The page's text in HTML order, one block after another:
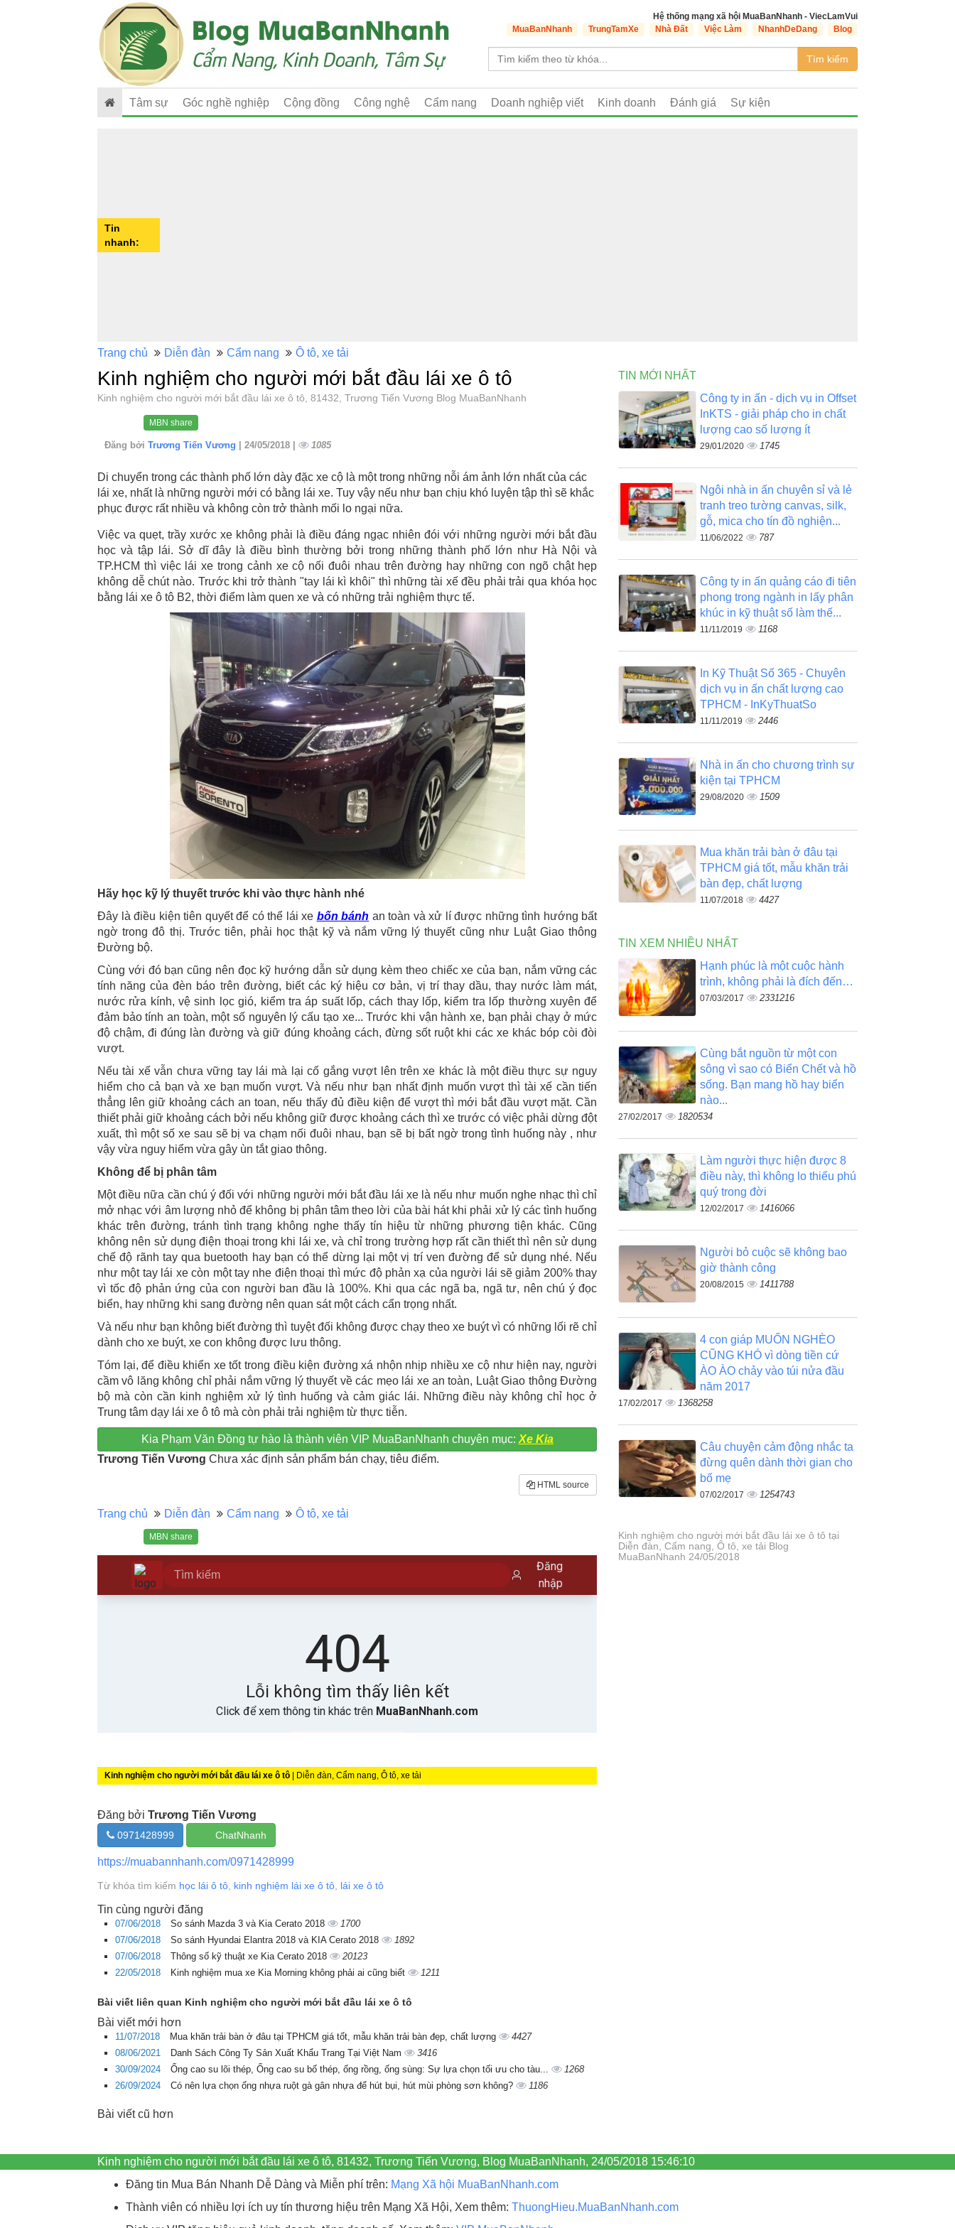
Hệ thống mạng xã hội MuaBanNhanh - ViecLamVui
MuaBanNhanh
TrungTamXe Nhà Đất Việc Làm NhanhDeDang Blog
Tìm kiếm
Tâm sự Góc nghề nghiệp Cộng đồng Công nghệ Cẩm nang Doanh nghiệp viết Kinh doanh Đánh giá Sự kiện
Tin
nhanh:
Trang chủ Diễn đàn Cẩm nang Ô tô, xe tải
Kinh nghiệm cho người mới bắt đầu lái xe ô tô
Kinh nghiệm cho người mới bắt đầu lái xe ô tô, 81432, Trương Tiến Vương Blog MuaBanNhanh
MBN share
Đăng bởi Trương Tiến Vương | 24/05/2018 | 1085
Di chuyển trong các thành phố lớn dày đặc xe cộ là một trong những nỗi ám ảnh lớn nhất của các
lái xe, nhất là những người mới có bằng lái xe. Tuy vậy nếu như bạn chịu khó luyện tập thì sẽ khắc
phục được rất nhiều và không còn trở thành mối lo ngại nữa.
Việc va quẹt, trầy xước xe không phải là điều đáng ngạc nhiên đói với những người mới bắt đầu
học và tập lái. Sở dĩ đây là điều bình thường bởi trong những thành phố lớn như Hà Nội và
TP.HCM thì việc lái xe trong cảnh xe cộ nối đuôi nhau trên đường hay những con ngõ chật hẹp
không dễ chút nào. Trước khi trở thành "tay lái kì khôi" thì những tài xế đều phải trải qua khóa học
bằng lái xe ô tô B2, thời điểm làm quen xe và có những trải nghiệm thực tế.
Hãy học kỹ lý thuyết trước khi vào thực hành nhé
Đây là điều kiện tiên quyết để có thể lái xe bốn bánh an toàn và xử lí được những tình hướng bất
ngờ trong đô thị. Trước tiên, phải học thật kỹ và nắm vững lý thuyết cũng như Luật Giao thông
Đường bộ.
Cùng với đó bạn cũng nên đọc kỹ hướng dẫn sử dụng kèm theo chiếc xe của bạn, nắm vững các
tính năng của đèn báo trên đường, biết các ký hiệu cơ bản, vị trí thay dầu, thay nước làm mát,
nước rửa kính, vệ sinh lọc gió, kiểm tra áp suất lốp, cách thay lốp, kiểm tra lốp thường xuyên để
đảm bảo tính an toàn, một số nguyên lý cấu tạo xe... Trước khi vận hành xe, bạn phải chạy ở mức
độ chậm, đi đúng làn đường và giữ đúng khoảng cách, đừng sốt ruột khi các xe khác bóp còi đòi
vượt.
Nếu tài xế vẫn chưa vững tay lái mà lại cố gắng vượt lên trên xe khác là một điều thực sự nguy
hiểm cho cả bạn và xe bạn muốn vượt. Và nếu như bạn nhất định muốn vượt thì tài xế cần tiến
thẳng lên giữ khoảng cách an toan, nếu thấy đủ điều kiện để vượt thì mới bắt đầu vượt mặt. Cần
thiết phải giữ khoảng cách bởi nếu không giữ được khoảng cách thì xe trước có việc phải dừng đột
xuất, thì một số xe sau sẽ bị va chạm nối đuôi nhau, bạn sẽ bị bất ngờ trong tình huống này , như
vậy vừa nguy hiểm vừa gây ùn tắt giao thông.
Không để bị phân tâm
Một điều nữa cần chú ý đối với những người mới bắt đầu lái xe là nếu như muốn nghe nhạc thì chỉ
mở nhạc với âm lượng nhỏ để không bị phân tâm theo lời của bài hát khi phải xử lý các tình huống
khác trên đường, tránh tình trạng không nghe thấy tín hiệu từ những phương tiện khác. Cũng
không nên sử dụng điện thoại trong khi lái xe, và chỉ trong trường hợp rất cần thiết thì nên sử dụng
chế độ rãnh tay qua buetooth hay bạn có thể dừng lại một vị trí ven đường để sử dụng nhé. Nếu
như một tay lái xe còn một tay nhe điện thoại thì mức độ phản xạ của người lái sẽ giảm 200% thay
vì tốc độ phản ứng của con người ban đầu là 100%. Khi qua các ngã ba, ngã tư, nên chú ý đọc
biển, hay những khi sang đường nên quan sát một cách cẩn trọng nhất.
Và nếu như bạn không biết đường thì tuyệt đối không được chạy theo xe buýt vì có những lối rẽ chỉ
dành cho xe buýt, xe con không được lưu thông.
Tóm lại, để điều khiển xe tốt trong điều kiện đường xá nhộn nhịp nhiều xe cộ như hiện nay, người
cầm vô lăng không chỉ phải nắm vững lý thuyết về các mẹo lái xe an toàn, Luật Giao thông Đường
bộ mà còn cần kinh nghiệm xử lý tình huống và cảm giác lái. Những điều này không chỉ học ở
Trung tâm dạy lái xe ô tô mà còn phải trải nghiệm từ thực tiễn.
Kia Phạm Văn Đồng tự hào là thành viên VIP MuaBanNhanh chuyên mục: Xe Kia
Trương Tiến Vương Chưa xác định sản phẩm bán chạy, tiêu điểm.
HTML source
Trang chủ Diễn đàn Cẩm nang Ô tô, xe tải
MBN share
Kinh nghiệm cho người mới bắt đầu lái xe ô tô | Diễn đàn, Cẩm nang, Ô tô, xe tải
Đăng bởi Trương Tiến Vương
0971428999 ChatNhanh
https://muabannhanh.com/0971428999
Từ khóa tìm kiếm học lái ô tô, kinh nghiệm lái xe ô tô, lái xe ô tô
Tin cùng người đăng
07/06/2018 So sánh Mazda 3 và Kia Cerato 2018
1700
07/06/2018
So sánh Hyundai Elantra 2018 và KIA Cerato 2018
1892
07/06/2018
Thông số kỹ thuật xe Kia Cerato 2018
20123
22/05/2018
Kinh nghiệm mua xe Kia Morning không phải ai cũng biết 1211
Bài viết liên quan Kinh nghiệm cho người mới bắt đầu lái xe ô tô
Bài viết mới hơn
11/07/2018 Mua khăn trải bàn ở đâu tại TPHCM giá tốt, mẫu khăn trải bàn đẹp, chất lượng
4427
08/06/2021
Danh Sách Công Ty Sản Xuất Khẩu Trang Tại Việt Nam
3416
30/09/2024
Ống cao su lõi thép, Ống cao su bố thép, ống rồng, ống sùng: Sự lựa chọn tối ưu cho tàu...
1268
26/09/2024
Có nên lựa chọn ống nhựa ruột gà gân nhựa để hút bụi, hút mùi phòng sơn không? 1186
Bài viết cũ hơn
TIN MỚI NHẤT
Công ty in ấn - dịch vụ in Offset
InKTS - giải pháp cho in chất
lượng cao số lượng ít
29/01/2020 1745
Ngôi nhà in ấn chuyên sỉ và lẻ
tranh treo tường canvas, silk,
gỗ, mica cho tín đồ nghiện...
11/06/2022 787
Công ty in ấn quảng cáo đi tiên
phong trong ngành in lấy phân
khúc in kỹ thuật số làm thế...
11/11/2019 1168
In Kỹ Thuật Số 365 - Chuyên
dịch vụ in ấn chất lượng cao
TPHCM - InKyThuatSo
11/11/2019 2446
Nhà in ấn cho chương trình sự
kiện tại TPHCM
29/08/2020 1509
Mua khăn trải bàn ở đâu tại
TPHCM giá tốt, mẫu khăn trải
bàn đẹp, chất lượng
11/07/2018 4427
TIN XEM NHIỀU NHẤT
Hạnh phúc là một cuộc hành
trình, không phải là đích đến…
07/03/2017 2331216
Cùng bắt nguồn từ một con
sông vì sao có Biển Chết và hồ
sống. Bạn mang hồ hay biển
nào...
27/02/2017 1820534
Làm người thực hiện được 8
điều này, thì không lo thiếu phú
quý trong đời
12/02/2017 1416066
Người bỏ cuộc sẽ không bao
giờ thành công
20/08/2015 1411788
4 con giáp MUỐN NGHÈO
CŨNG KHÓ vì dòng tiền cứ
ÀO ÀO chảy vào túi nửa đầu
năm 2017
17/02/2017 1368258
Câu chuyện cảm động nhắc ta
đừng quên dành thời gian cho
bố mẹ
07/02/2017 1254743
Kinh nghiệm cho người mới bắt đầu lái xe ô tô tại
Diễn đàn, Cẩm nang, Ô tô, xe tải Blog
MuaBanNhanh 24/05/2018
Kinh nghiệm cho người mới bắt đầu lái xe ô tô, 81432, Trương Tiến Vương, Blog MuaBanNhanh, 24/05/2018 15:46:10
Đăng tin Mua Bán Nhanh Dễ Dàng và Miễn phí trên: Mạng Xã hội MuaBanNhanh.com
Thành viên có nhiều lợi ích uy tín thương hiệu trên Mạng Xã Hội, Xem thêm: ThuongHieu.MuaBanNhanh.com